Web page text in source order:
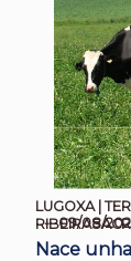
LUGOXA |
09/08/
Nace